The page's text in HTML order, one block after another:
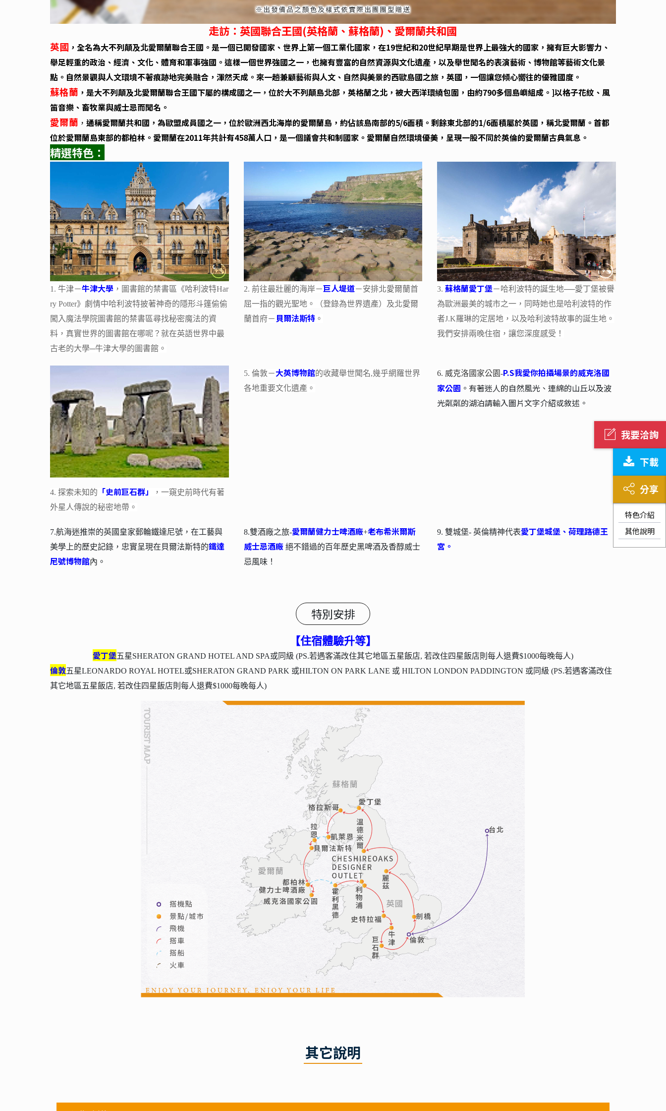
我要洽詢
下載
分享
特色介紹
其他說明
走訪：英國聯合王國(英格蘭、蘇格蘭)、愛爾蘭共和國
英國 ， 全名為大不列顛及北愛爾蘭聯合王國。是一個已開發國家、世界上第一個工業化國家，在19世紀和20世紀早期是世界上最強大的國家，擁有巨大影響力、
舉足輕重的政治、經濟、文化、體育和軍事強國。這樣一個世界強國之一，也擁有豐富的自然資源與文化遺產，以及舉世聞名的表演藝術、博物館等藝術文化景
點。自然景觀與人文環境不著痕跡地完美融合，渾然天成。來一趟兼顧藝術與人文、自然與美景的西歐島國之旅，英國，一個讓您傾心嚮往的優雅國度。
蘇格蘭 ，是大不列顛及北愛爾蘭聯合王國下屬的構成國之一，位於大不列顛島北部， 英格蘭之北，被大西洋環繞包圍，由約790多個島嶼組成。 ]以格子花紋 、 風
笛音樂、 畜牧業與威士忌而聞名。
愛爾蘭 ， 通稱愛爾蘭共和國，為歐盟成員國之一，位於歐洲西北海岸的愛爾蘭島，約佔該島南部的5/6面積。剩餘東北部的1/6面積屬於英國，稱北愛爾蘭。首都
位於愛爾蘭島東部的都柏林。愛爾蘭在2011年共計有458萬人口，是一個議會共和制國家。愛爾蘭自然環境優美，呈現一股不同於英倫的愛爾蘭古典氣息。
精選特色：
1. 牛津－牛津大學，圖書館的禁書區《哈利波特Har
ry Potter》劇情中哈利波特披著神奇的隱形斗篷偷偷
闖入魔法學院圖書館的禁書區尋找秘密魔法的資
料，真實世界的圖書館在哪呢？就在英語世界中最
古老的大學─牛津大學的圖書館。
2. 前往最壯麗的海岸－巨人堤道－安排北愛爾蘭首
屈一指的觀光聖地。（登錄為世界遺產）及北愛爾
蘭首府－ 貝爾法斯特。
3.蘇格蘭愛丁堡－哈利波特的誕生地──愛丁堡被譽
為歐洲最美的城市之一，同時她也是哈利波特的作
者J.K羅琳的定居地，以及哈利波特故事的誕生地。
我們安排兩晚住宿，讓您深度感受！
4. 探索未知的 「史前巨石群」
，一窺史前時代有著
外星人傳說的秘密地帶。
7.航海迷推崇的英國皇家郵輪鐵達尼號，在工藝與
美學上的歷史記錄，忠實呈現在貝爾法斯特的鐵達
8.雙酒廠之旅- 愛爾蘭健力士啤酒廠+ 老布希米爾斯
威士忌酒廠
9. 雙城堡- 英倫精神代表愛丁堡城堡、荷理路德王
特別安排
【住宿體驗升等】
五星SHERATON GRAND HOTEL AND SPA或同級 (PS.若遇客滿改住其它地區五星飯店, 若改住四星飯店則每人退費$1000每晚每人)
五星LEONARDO ROYAL HOTEL或SHERATON GRAND PARK 或HILTON ON PARK LANE 或 HILTON LONDON PADDINGTON 或同級 (PS.若遇客滿改住